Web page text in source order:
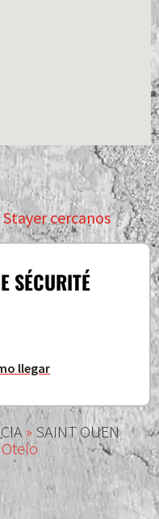
cercanos
SÉCURITÉ
llegar
» SAINT OUEN
Otelo